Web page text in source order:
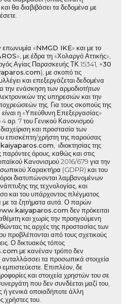
θα διαβιβάσει τα δεδομένα με
επωνυμία «NMGD IKE» και με το
», με έδρα τη «Χολαργό Αττικής»,
Αγίας Παρασκευής ΤΚ 15341, +30
), με σκοπό τις
και επεξεργάζεται δεδομένα
την ενάσκηση των αρμοδιοτήτων
της υπηρεσιών και την
της. Για τους σκοπούς της
είναι η «Υπεύθυνη Επεξεργασίας»
αρ. 7 του Γενικού Κανονισμού
και προστασία των
επισκέπτη/χρήστη της παρούσας
kaiyaparos.com , ιδιοκτησίας της
όρους, καθώς και στις
Κανονισμού 2016/679 για την
Χαρακτήρα (GDPR) και του
διατυπώνονται λαμβανομένων
της τεχνολογίας, και
και του υπάρχοντος πλέγματος
με τα ζητήματα αυτά. Ο παρών
kaiyaparos.com δεν πρόκειται
και χωρίς την προηγούμενη
τις αρχές της προστασίας των
από τους σχετικούς
Ο δικτυακός τόπος
με κανέναν τρόπο δεν
ανταλλάσσει τα προσωπικά στοιχεία
εμπιστεύεστε. Επιπλέον, δε
και στοιχεία χρηστών του σε
που δεν συνδέεται μαζί του,
ή γενικά οποιαδήποτε άλλη
του.